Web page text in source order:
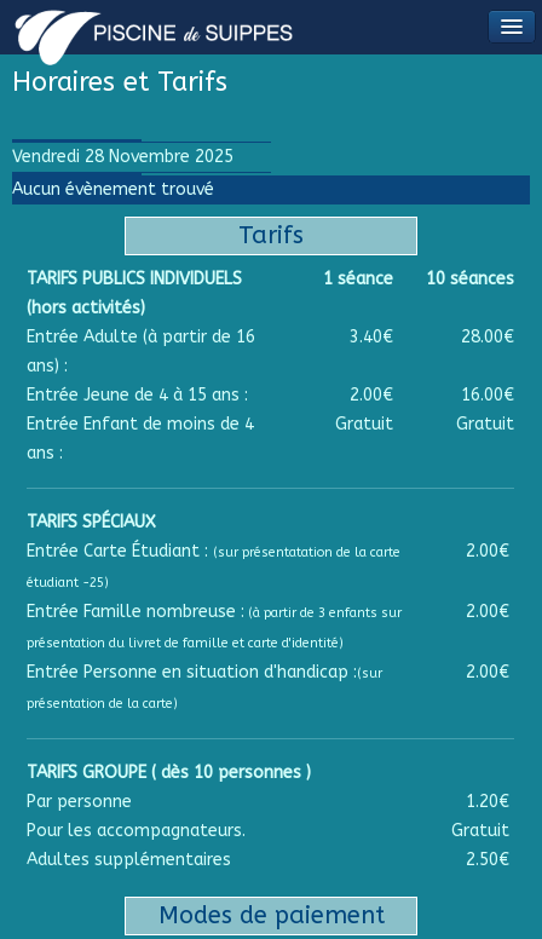
Horaires et Tarifs
Vendredi 28 Novembre 2025
Aucun évènement trouvé
Tarifs
TARIFS PUBLICS INDIVIDUELS
(hors activités)
1 séance 10 séances
Entrée Adulte (à partir de 16
ans) :
3.40€ 28.00€
Entrée Jeune de 4 à 15 ans : 2.00€
16.00€
Entrée Enfant de moins de 4
ans :
Gratuit Gratuit
TARIFS SPÉCIAUX
Entrée Carte Étudiant : (sur présentatation de la carte
étudiant -25)
2.00€
Entrée Famille nombreuse : (à partir de 3 enfants sur
présentation du livret de famille et carte d'identité)
2.00€
Entrée Personne en situation d'handicap :(sur
présentation de la carte)
2.00€
TARIFS GROUPE ( dès 10 personnes )
Par personne
1.20€
Pour les accompagnateurs.
Gratuit
Adultes supplémentaires
2.50€
Modes de paiement